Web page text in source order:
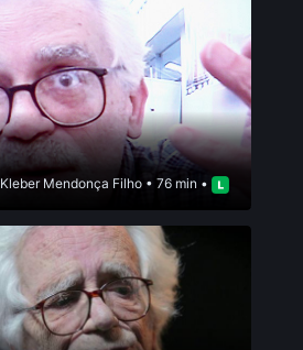
Kleber Mendonça Filho • 76 min •